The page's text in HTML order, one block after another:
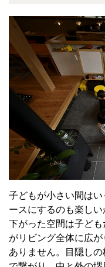
子どもが小さい間は
ースにするのも楽し
下がった空間は子ど
がリビング全体に広
ありません。目隠し